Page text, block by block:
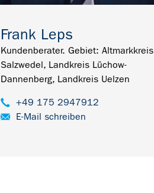
Frank Leps
Kundenberater. Gebiet: Altmarkkreis
Salzwedel, Landkreis Lüchow-
Dannenberg, Landkreis Uelzen
+49 175 2947912
E-Mail schreiben